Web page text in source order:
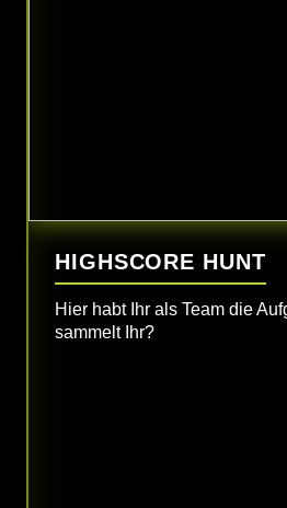
HIGHSCORE HUNT
Hier habt Ihr als Team die
sammelt Ihr?